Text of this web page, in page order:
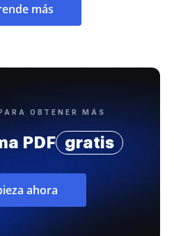
más
OBTENER MÁS
PDF gratis
ahora